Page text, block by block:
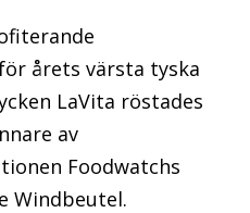
årets värsta tyska
LaVita röstades
av
Foodwatchs
Windbeutel.